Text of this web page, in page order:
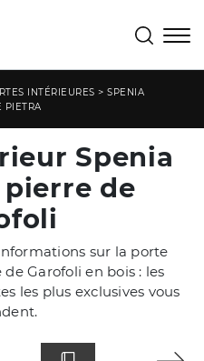
INTÉRIEURES > SPENIA
PIETRA
Spenia
de
sur la porte
Garofoli en bois : les
les plus exclusives vous